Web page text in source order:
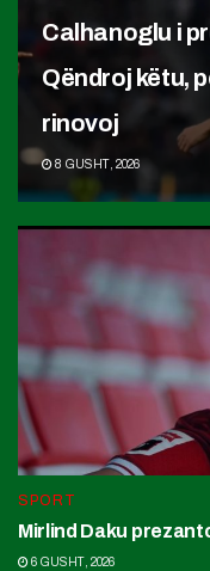
Calhanoglu i
Qëndroj këtu,
rinovoj
8 GUSHT, 2026
SPORT
Mirlind Daku
6 GUSHT, 2026